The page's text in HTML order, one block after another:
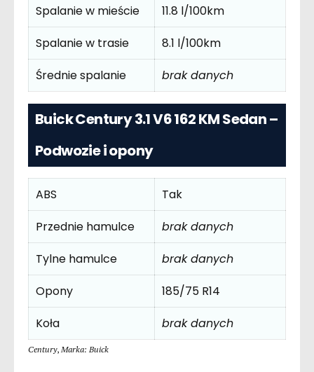
Spalanie w mieście
11.8 l/100km
Spalanie w trasie
8.1 l/100km
Średnie spalanie
brak danych
Buick Century 3.1 V6 162 KM Sedan –
Podwozie i opony
ABS
Tak
Przednie hamulce
brak danych
Tylne hamulce
brak danych
Opony
185/75 R14
Koła
brak danych
Century, Marka: Buick